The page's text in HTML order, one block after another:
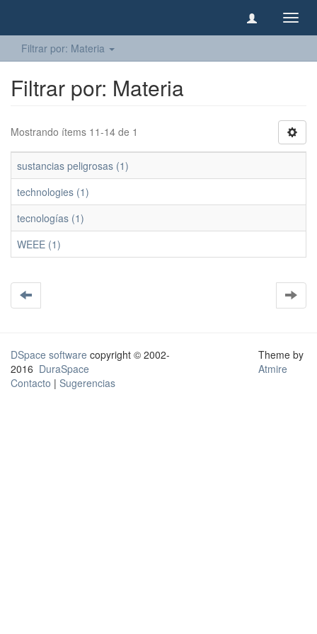
Filtrar por: Materia
Filtrar por: Materia
Mostrando ítems 11-14 de 1
sustancias peligrosas (1)
technologies (1)
tecnologías (1)
WEEE (1)
DSpace software copyright © 2002-
2016 DuraSpace
Contacto | Sugerencias
Theme by
Atmire